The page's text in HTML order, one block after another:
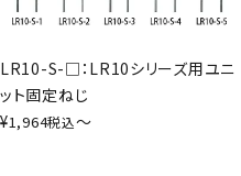
LR10-S-□：LR10シリーズ用ユニ
ット固定ねじ
¥1,964税込〜